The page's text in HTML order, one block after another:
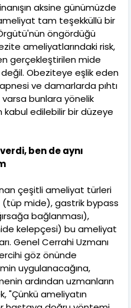
aksine günümüzde
tam teşekküllü bir
öngördüğü
ameliyatlarındaki risk,
gerçekleştirilen mide
Obeziteye eşlik eden
ve damarlarda pıhtı
bunlara yönelik
kabul edilebilir bir düzeye
ben de aynı
çeşitli ameliyat türleri
mide), gastrik bypass
bağlanması),
kelepçesi) bu ameliyat
Genel Cerrahi Uzmanı
göz önünde
uygulanacağına,
ardından uzmanların
"Çünkü ameliyatın